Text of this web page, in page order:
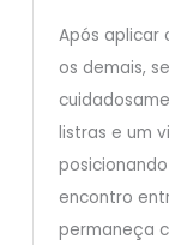
Após aplicar
os demais,
listras e um
encontro
permaneça